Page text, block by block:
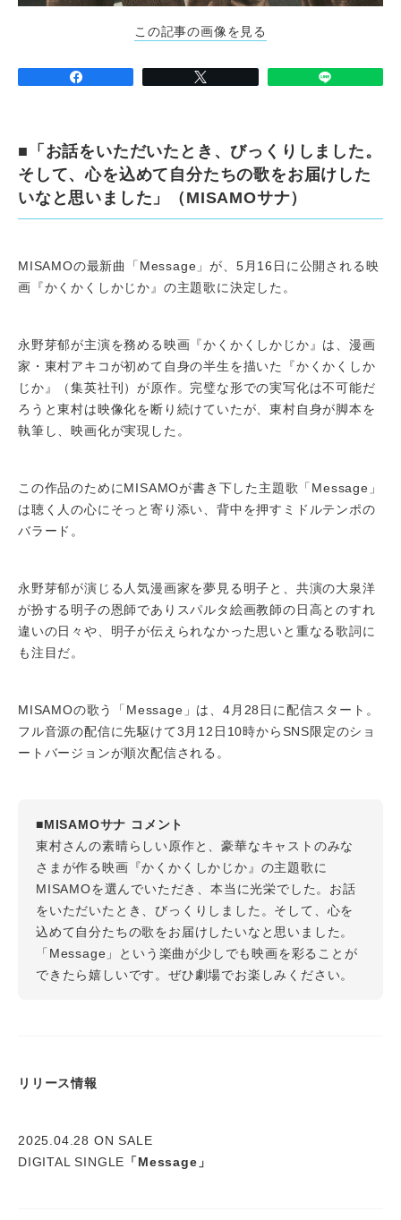
この記事の画像を見る
■「お話をいただいたとき、びっくりしました。
そして、心を込めて自分たちの歌をお届けした
いなと思いました」（MISAMOサナ）
MISAMOの最新曲「Message」が、5月16日に公開される映
画『かくかくしかじか』の主題歌に決定した。
永野芽郁が主演を務める映画『かくかくしかじか』は、漫画
家・東村アキコが初めて自身の半生を描いた『かくかくしか
じか』（集英社刊）が原作。完璧な形での実写化は不可能だ
ろうと東村は映像化を断り続けていたが、東村自身が脚本を
執筆し、映画化が実現した。
この作品のためにMISAMOが書き下した主題歌「Message」
は聴く人の心にそっと寄り添い、背中を押すミドルテンポの
バラード。
永野芽郁が演じる人気漫画家を夢見る明子と、共演の大泉洋
が扮する明子の恩師でありスパルタ絵画教師の日高とのすれ
違いの日々や、明子が伝えられなかった思いと重なる歌詞に
も注目だ。
MISAMOの歌う「Message」は、4月28日に配信スタート。
フル音源の配信に先駆けて3月12日10時からSNS限定のショ
ートバージョンが順次配信される。
■MISAMOサナ コメント
東村さんの素晴らしい原作と、豪華なキャストのみな
さまが作る映画『かくかくしかじか』の主題歌に
MISAMOを選んでいただき、本当に光栄でした。お話
をいただいたとき、びっくりしました。そして、心を
込めて自分たちの歌をお届けしたいなと思いました。
「Message」という楽曲が少しでも映画を彩ることが
できたら嬉しいです。ぜひ劇場でお楽しみください。
リリース情報
2025.04.28 ON SALE
DIGITAL SINGLE 「Message」